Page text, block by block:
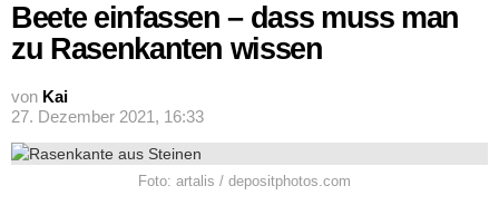
Beete einfassen – dass muss man
zu Rasenkanten wissen
von Kai
27. Dezember 2021, 16:33
Foto: artalis / depositphotos.com